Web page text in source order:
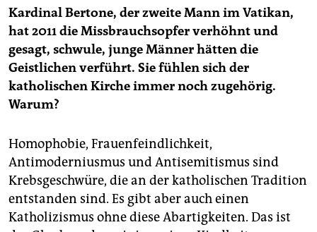
Kardinal Bertone, der zweite Mann im Vatikan,
hat 2011 die Missbrauchsopfer verhöhnt und
gesagt, schwule, junge Männer hätten die
Geistlichen verführt. Sie fühlen sich der
katholischen Kirche immer noch zugehörig.
Warum?
Homophobie, Frauenfeindlichkeit,
Antimoderniusmus und Antisemitismus sind
Krebsgeschwüre, die an der katholischen Tradition
entstanden sind. Es gibt aber auch einen
Katholizismus ohne diese Abartigkeiten. Das ist